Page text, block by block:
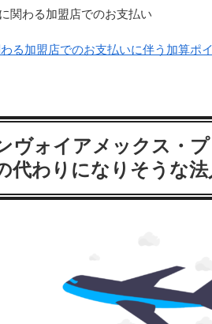
関わる加盟店でのお支払い
る加盟店でのお支払いに伴う加算ポ
ヴォイアメックス・
代わりになりそうな法